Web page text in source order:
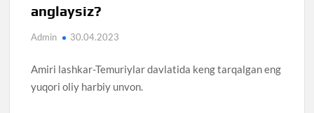
anglaysiz?
Admin 30.04.2023
Amiri lashkar-Temuriylar davlatida keng tarqalgan eng
yuqori oliy harbiy unvon.